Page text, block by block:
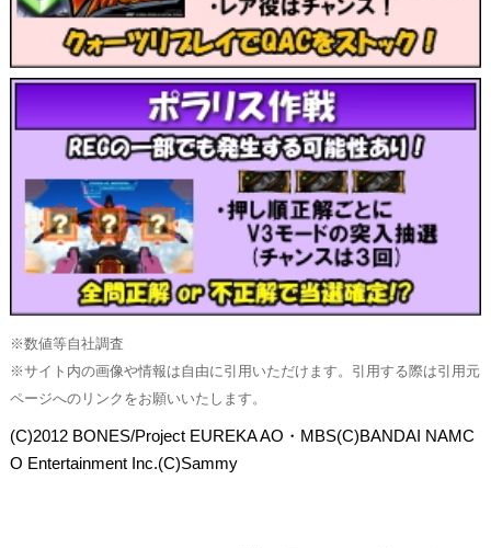
※数値等自社調査
※サイト内の画像や情報は自由に引用いただけます。引用する際は引用元
ページへのリンクをお願いいたします。
(C)2012 BONES/Project EUREKA AO・MBS(C)BANDAI NAMC
O Entertainment Inc.(C)Sammy